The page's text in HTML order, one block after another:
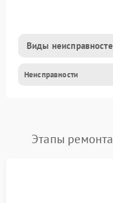
Виды
Неисправности
Этапы